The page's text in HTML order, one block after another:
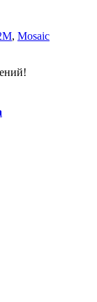
, Mosaic